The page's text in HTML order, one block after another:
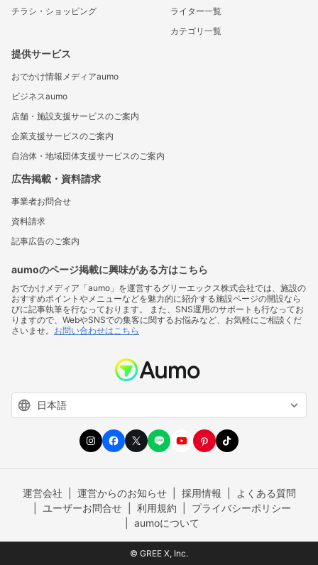
チラシ・ショッピング
ライター一覧
カテゴリ一覧
提供サービス
おでかけ情報メディアaumo
ビジネスaumo
店舗・施設支援サービスのご案内
企業支援サービスのご案内
自治体・地域団体支援サービスのご案内
広告掲載・資料請求
事業者お問合せ
資料請求
記事広告のご案内
aumoのページ掲載に興味がある方はこちら
おでかけメディア「aumo」を運営するグリーエックス株式会社では、施設の
おすすめポイントやメニューなどを魅力的に紹介する施設ページの開設なら
びに記事執筆を行なっております。 また、SNS運用のサポートも行なってお
りますので、WebやSNSでの集客に関するお悩みなど、お気軽にご相談くだ
さいませ。 お問い合わせはこちら
運営会社 運営からのお知らせ 採用情報
よくある質問
ユーザーお問合せ
利用規約
プライバシーポリシー
aumoについて
© GREE X, Inc.